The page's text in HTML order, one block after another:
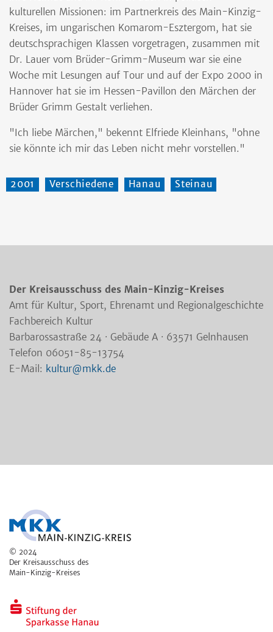
kulturellen Missionen: im Partnerkreis des Main-Kinzig-
Kreises, im ungarischen Komarom-Esztergom, hat sie
deutschsprachigen Klassen vorgetragen, zusammen mit
Dr. Lauer vom Brüder-Grimm-Museum war sie eine
Woche mit Lesungen auf Tour und auf der Expo 2000 in
Hannover hat sie im Hessen-Pavillon den Märchen der
Brüder Grimm Gestalt verliehen.
"Ich liebe Märchen," bekennt Elfriede Kleinhans, "ohne
sie könnte ich mir das Leben nicht mehr vorstellen."
2001 Verschiedene Hanau Steinau
Der Kreisausschuss des Main-Kinzig-Kreises
Amt für Kultur, Sport, Ehrenamt und Regionalgeschichte
Fachbereich Kultur
Barbarossastraße 24 · Gebäude A · 63571 Gelnhausen
Telefon 06051-85-13754
E-Mail: kultur@mkk.de
© 2024
Der Kreisausschuss des
Main-Kinzig-Kreises